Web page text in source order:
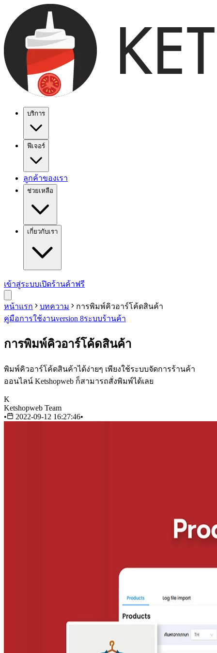
บริการ
ฟีเจอร์
ลูกค้าของเรา
ช่วยเหลือ
เกี่ยวกับเรา
เข้าสู่ระบบเปิดร้านค้าฟรี
หน้าแรก บทความ
การพิมพ์คิวอาร์โค้ดสินค้า
คู่มือการใช้งานversion 8ระบบร้านค้า
การพิมพ์คิวอาร์โค้ดสินค้า
พิมพ์คิวอาร์โค้ดสินค้าได้ง่ายๆ เพียงใช้ระบบจัดการร้านค้า
ออนไลน์ Ketshopweb ก็สามารถสั่งพิมพ์ได้เลย
K
Ketshopweb Team
•
2022-09-12 16:27:46•